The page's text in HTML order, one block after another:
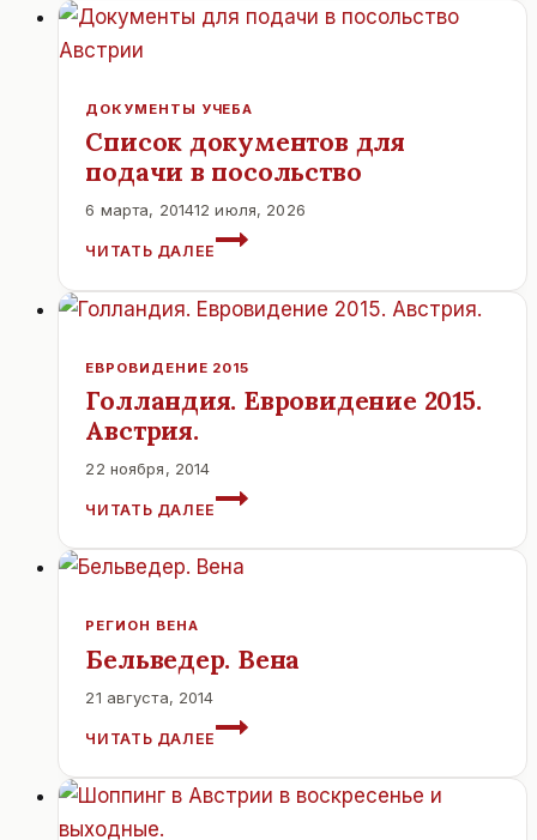
ЕВРОВИДЕНИИ
ДОКУМЕНТЫ УЧЕБА
Список документов для
подачи в посольство
6 марта, 201412 июля, 2026
ЧИТАТЬ ДАЛЕЕ
СПИСОК
ПОДАЧИ
ПОСОЛЬСТВО
ЕВРОВИДЕНИЕ 2015
Голландия. Евровидение 2015.
Австрия.
22 ноября, 2014
ЧИТАТЬ ДАЛЕЕ
ГОЛЛАНДИЯ.
АВСТРИЯ.
РЕГИОН ВЕНА
Бельведер. Вена
21 августа, 2014
ЧИТАТЬ ДАЛЕЕ
БЕЛЬВЕДЕР.